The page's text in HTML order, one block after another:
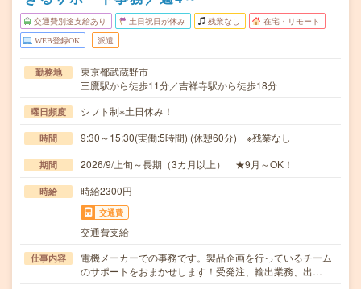
交通費別途支給あり 土日祝日が休み 残業なし 在宅・リモート
WEB登録OK 派遣
勤務地
東京都武蔵野市
三鷹駅から徒歩11分／吉祥寺駅から徒歩18分
曜日頻度 シフト制※土日休み！
時間 9:30～15:30(実働:5時間) (休憩60分) ※残業なし
期間 2026/9/上旬～長期（3カ月以上） ★9月～OK！
時給 時給2300円
交通費
交通費支給
仕事内容
電機メーカーでの事務です。製品企画を行っているチーム
のサポートをおまかせします！受発注、輸出業務、出…